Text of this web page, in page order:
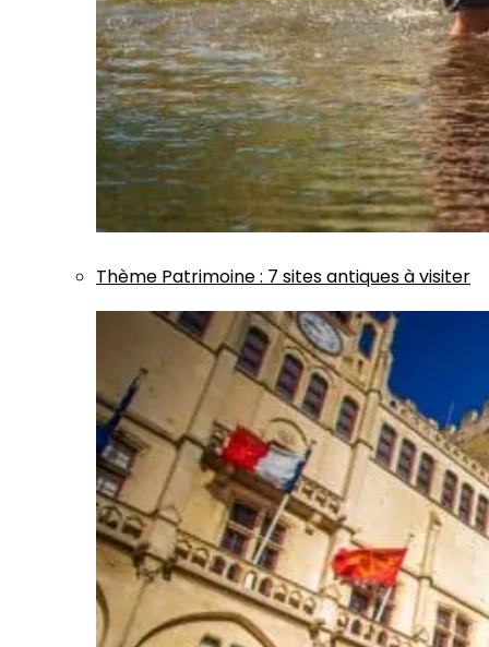
Thème Patrimoine: 7 sites antiques à visiter